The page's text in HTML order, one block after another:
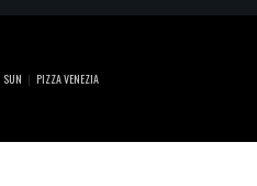
SUN PIZZA VENEZIA